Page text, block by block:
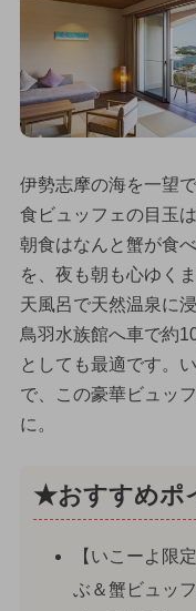
伊勢志摩の海を一望
食ビュッフェの目玉
朝食はなんと蟹が食
を、夜も朝も心ゆく
天風呂で天然温泉に
鳥羽水族館へ車で約
としても最適です。
で、この豪華ビュッ
に。
★おすすめポ
【いこーよ限
ぶ＆蟹ビュッ